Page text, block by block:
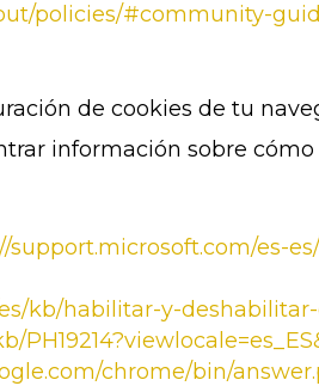
policies/#community-
de cookies de tu
información sobre
support.microsoft.com/es-
kb/habilitar-y-
chrome/bin/